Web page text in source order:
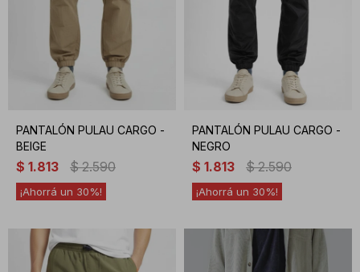
PANTALÓN PULAU CARGO -
BEIGE
$ 1.813 $ 2.590
30
PANTALÓN PULAU CARGO -
NEGRO
$ 1.813 $ 2.590
30